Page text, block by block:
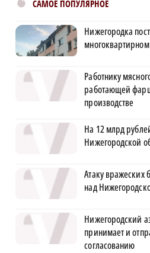
САМОЕ ПОПУЛЯРНОЕ
Нижегородка
Работнику
работающей
производстве
На 12 млрд
Нижегородской
Атаку вражеских
над
Нижегородский
принимает и
согласованию